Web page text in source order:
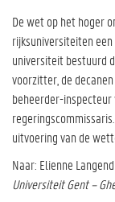
De wet op het hoger
rijksuniversiteiten
universiteit bestuurd
voorzitter, de
beheerder-
regeringscommissaris.
uitvoering van de
Naar: Elienne
Universiteit Gent –